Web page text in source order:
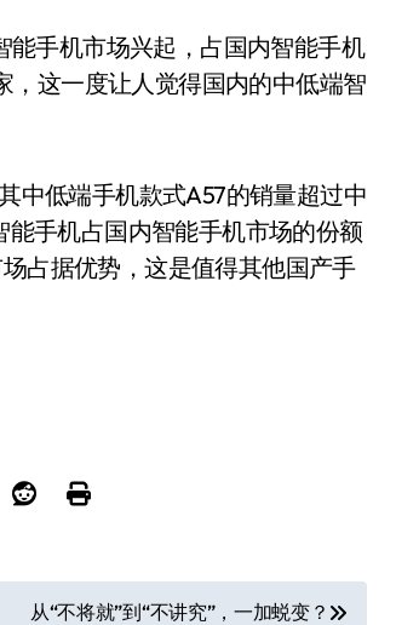
手机市场兴起，占国内智能手机
，这一度让人觉得国内的中低端智
中低端手机款式A57的销量超过中
能手机占国内智能手机市场的份额
占据优势，这是值得其他国产手
从“不将就”到“不讲究”，一加蜕变？